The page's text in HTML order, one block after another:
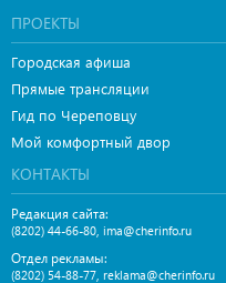
ПРОЕКТЫ
Городская афиша
Прямые трансляции
Гид по Череповцу
Мой комфортный двор
КОНТАКТЫ
Редакция сайта:
(8202) 44-66-80 ima@cherinfo.ru
Отдел рекламы:
(8202) 54-88-77 reklama@cherinfo.ru